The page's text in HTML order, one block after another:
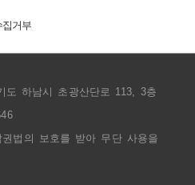
거부
도 하남시 초광산단로 113, 3층
법의 보호를 받아 무단 사용을